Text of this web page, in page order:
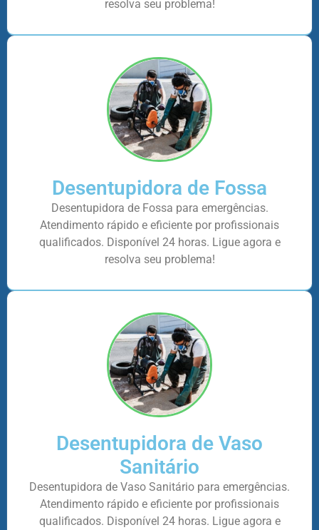
resolva seu problema!
Desentupidora de Fossa
Desentupidora de Fossa para emergências.
Atendimento rápido e eficiente por profissionais
qualificados. Disponível 24 horas. Ligue agora e
resolva seu problema!
Desentupidora de Vaso
Sanitário
Desentupidora de Vaso Sanitário para emergências.
Atendimento rápido e eficiente por profissionais
qualificados. Disponível 24 horas. Ligue agora e